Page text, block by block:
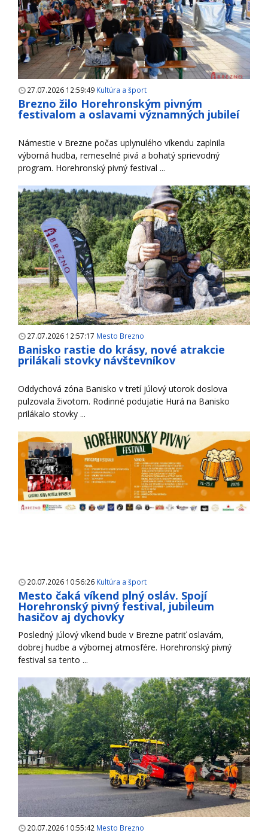
27.07.2026 12:59:49 Kultúra a šport
Brezno žilo Horehronským pivným
festivalom a oslavami významných jubileí
Námestie v Brezne počas uplynulého víkendu zaplnila
výborná hudba, remeselné pivá a bohatý sprievodný
program. Horehronský pivný festival ...
27.07.2026 12:57:17 Mesto Brezno
Banisko rastie do krásy, nové atrakcie
prilákali stovky návštevníkov
Oddychová zóna Banisko v tretí júlový utorok doslova
pulzovala životom. Rodinné podujatie Hurá na Banisko
prilákalo stovky ...
20.07.2026 10:56:26 Kultúra a šport
Mesto čaká víkend plný osláv. Spojí
Horehronský pivný festival, jubileum
hasičov aj dychovky
Posledný júlový víkend bude v Brezne patriť oslavám,
dobrej hudbe a výbornej atmosfére. Horehronský pivný
festival sa tento ...
20.07.2026 10:55:42 Mesto Brezno